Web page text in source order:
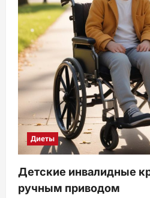
Диеты
Детские инвалидные
ручным приводом